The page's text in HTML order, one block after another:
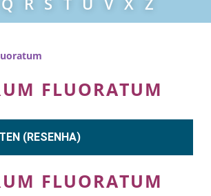
FLUORATUM
(RESENHA)
FLUORATUM